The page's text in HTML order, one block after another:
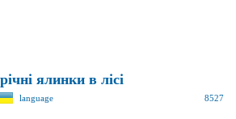
ялинки в лісі
language 8527